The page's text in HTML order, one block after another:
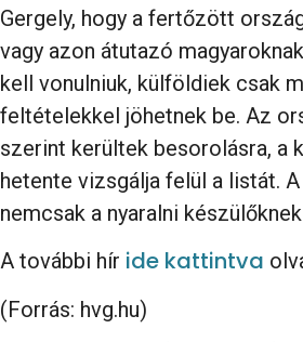
Gergely, hogy a fertőzött
vagy azon átutazó
kell vonulniuk, külföldiek csak
feltételekkel jöhetnek be. Az
szerint kerültek besorolásra, a
hetente vizsgálja felül a listát.
nemcsak a nyaralni
A további hír ide kattintva
(Forrás: hvg.hu)